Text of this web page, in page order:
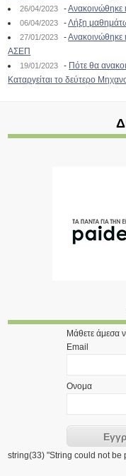
26/04/2023 -Ανακοινώθηκε
06/04/2023 -Λήξη
27/01/2023 -Ανακοινώθηκε
ΑΣΕΠ
19/01/2023 - Πότε θα
Καταργείται το δεύτερο
Μάθετε άμεσα
Email
Ονομα
string(33) "String could not be